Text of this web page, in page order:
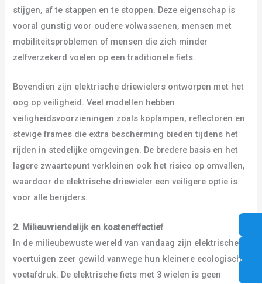
stijgen, af te stappen en te stoppen. Deze eigenschap is
vooral gunstig voor oudere volwassenen, mensen met
mobiliteitsproblemen of mensen die zich minder
zelfverzekerd voelen op een traditionele fiets.
Bovendien zijn elektrische driewielers ontworpen met het
oog op veiligheid. Veel modellen hebben
veiligheidsvoorzieningen zoals koplampen, reflectoren en
stevige frames die extra bescherming bieden tijdens het
rijden in stedelijke omgevingen. De bredere basis en het
lagere zwaartepunt verkleinen ook het risico op omvallen,
waardoor de elektrische driewieler een veiligere optie is
voor alle berijders.
2. Milieuvriendelijk en kosteneffectief
In de milieubewuste wereld van vandaag zijn elektrische
voertuigen zeer gewild vanwege hun kleinere ecologische
voetafdruk. De elektrische fiets met 3 wielen is geen